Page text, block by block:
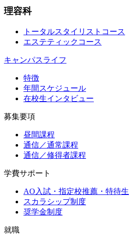
理容科
トータルスタイリストコース
エステティックコース
キャンパスライフ
特徴
年間スケジュール
在校生インタビュー
募集要項
昼間課程
通信／通常課程
通信／修得者課程
学費サポート
AO入試・指定校推薦・特待生
スカラシップ制度
奨学金制度
就職